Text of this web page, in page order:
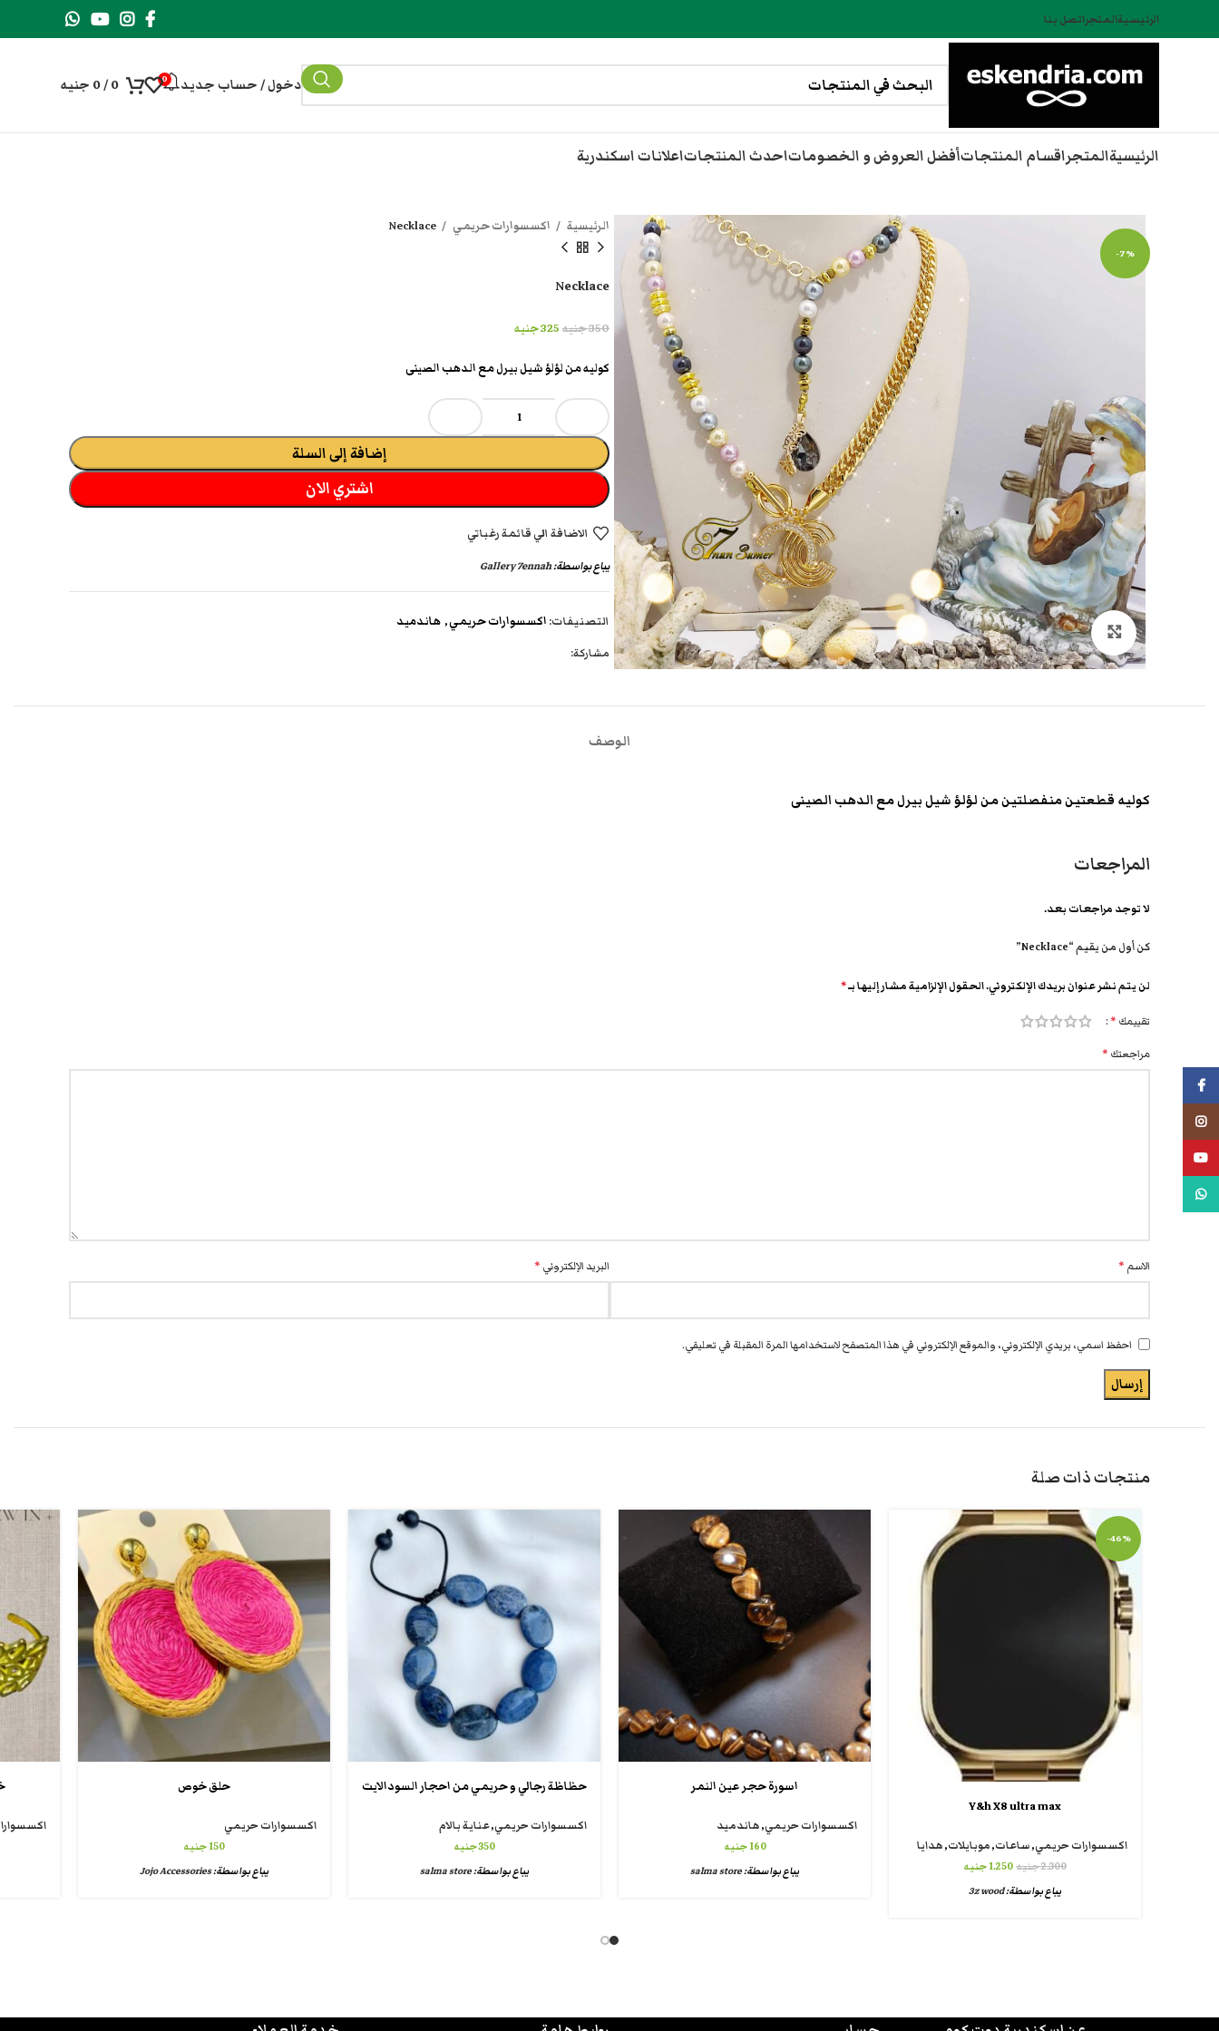
الرئيسيةالمتجراتصل بنا
دخول / حساب جديد 0
0
/
0 جنيه
الرئيسيةالمتجراقسام المنتجاتأفضل العروض و الخصوماتاحدث المنتجاتاعلانات اسكندرية
-7%
انقر هنا لتكبير الصورة
الرئيسية اكسسوارات حريمي Necklace
Necklace
350جنيه 325جنيه
كوليه من لؤلؤ شيل بيرل مع الدهب الصينى
إضافة إلى السلة
اشتري الان
الاضافة الي قائمة رغباتي
يباع بواسطة:Gallery 7ennah
التصنيفات: اكسسوارات حريمي, هاندميد
مشاركة:
الوصف
كوليه قطعتين منفصلتين من لؤلؤ شيل بيرل مع الدهب الصينى
المراجعات
لا توجد مراجعات بعد.
كن أول من يقيم “Necklace”
لن يتم نشر عنوان بريدك الإلكتروني.الحقول الإلزامية مشار إليها بـ*
تقييمك *
مراجعتك *
الاسم * البريد الإلكتروني *
احفظ اسمي، بريدي الإلكتروني، والموقع الإلكتروني في هذا المتصفح لاستخدامها المرة المقبلة في تعليقي.
منتجات ذات صلة
-46%
Y&h X8 ultra max
اكسسوارات حريمي,ساعات,موبايلات,هدايا
2.300جنيه1.250جنيه
يباع بواسطة:3z wood
اسورة حجر عين النمر
اكسسوارات حريمي,هاندميد
160 جنيه
يباع بواسطة:salma store
حظاظة رجالي و حريمي من احجار السودالايت
اكسسوارات حريمي,عناية بالام
350جنيه
يباع بواسطة:salma store
حلق خوص
اكسسوارات حريمي
150جنيه
يباع بواسطة:Jojo Accessories